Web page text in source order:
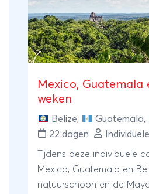
Mexico, Guatemala
weken
Belize, Guatemala,
22 dagen
Tijdens deze individuele
Mexico, Guatemala en
natuurschoon en de